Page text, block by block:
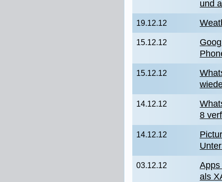
und
19.12.12
15.12.12
15.12.12
14.12.12
8
14.12.12
03.12.12
als